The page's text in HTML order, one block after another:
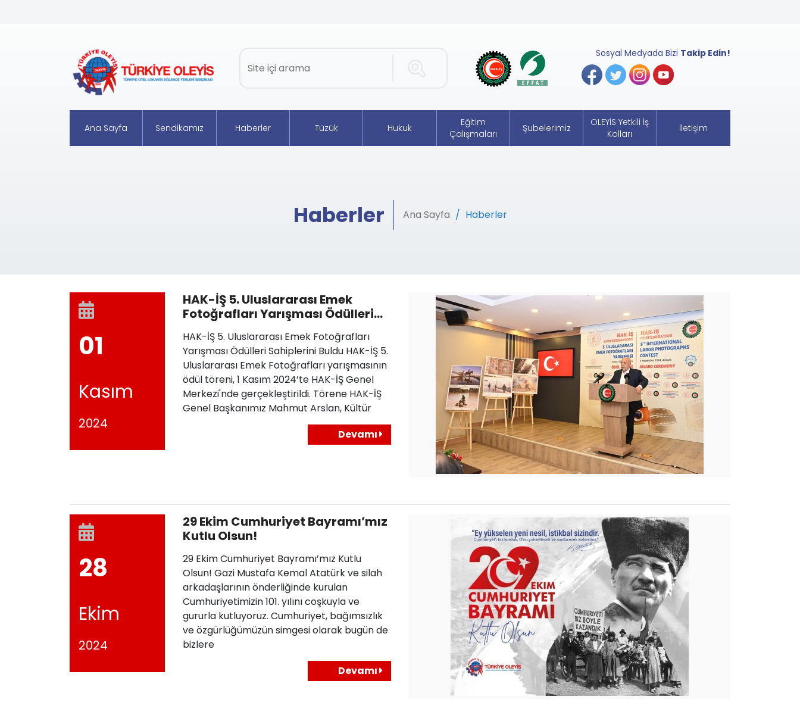
Sosyal Medyada Bizi Takip Edin!
Ana Sayfa Sendikamız Haberler Tüzük Hukuk
Eğitim
Çalışmaları
Şubelerimiz
OLEYİS Yetkili İş
Kolları
İletişim
Haberler Ana Sayfa Haberler
01
Kasım
2024
HAK-İŞ 5. Uluslararası Emek
Fotoğrafları Yarışması Ödülleri
Sahiplerini Buldu
HAK-İŞ 5. Uluslararası Emek Fotoğrafları
Yarışması Ödülleri Sahiplerini Buldu HAK-İŞ 5.
Uluslararası Emek Fotoğrafları yarışmasının
ödül töreni, 1 Kasım 2024’te HAK-İŞ Genel
Merkezi'nde gerçekleştirildi. Törene HAK-İŞ
Genel Başkanımız Mahmut Arslan, Kültür
Devamı
28
Ekim
2024
29 Ekim Cumhuriyet Bayramı’mız
Kutlu Olsun!
29 Ekim Cumhuriyet Bayramı’mız Kutlu
Olsun! Gazi Mustafa Kemal Atatürk ve silah
arkadaşlarının önderliğinde kurulan
Cumhuriyetimizin 101. yılını coşkuyla ve
gururla kutluyoruz. Cumhuriyet, bağımsızlık
ve özgürlüğümüzün simgesi olarak bugün de
bizlere
Devamı